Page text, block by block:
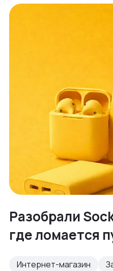
Разобрали
где ломается
Интернет-магазин